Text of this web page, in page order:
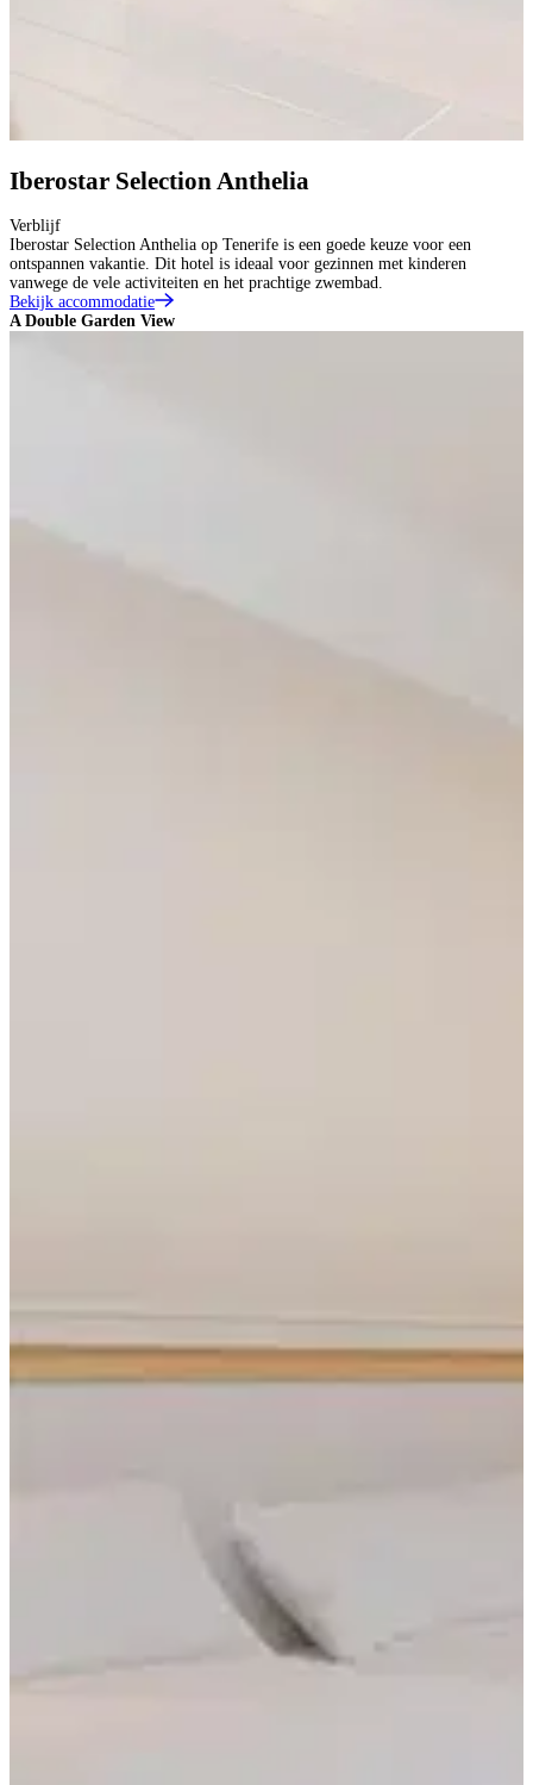
Iberostar Selection Anthelia
Verblijf
Iberostar Selection Anthelia op Tenerife is een goede keuze voor een
ontspannen vakantie. Dit hotel is ideaal voor gezinnen met kinderen
vanwege de vele activiteiten en het prachtige zwembad.
Bekijk accommodatie
A Double Garden View